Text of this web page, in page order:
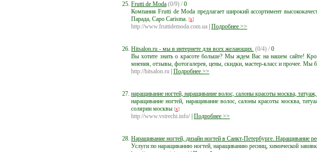
Frutti de Moda (0/9) / 0
Компания Frutti de Moda предлагает широкий ассортимент
Парада, Capo Carisma. [x]
http://www.fruttidemoda.com.ua Подробнее >>
Hitsalon.ru - мы в интернете для всех желающих. (0/4) / 0
Вы хотите знать о красоте больше? Мы ждем Вас на нашем сайте!
мнения, отзывы, фотогалерея, цены, скидки, мастер-класс и прочее. Мы
http://hitsalon.ru Подробнее >>
наращивание ногтей, наращивание волос, салоны красоты москва,
наращивание ногтей, наращивание волос, салоны красоты москва,
солярии москвы [x]
http://www.vstrechi.info/ Подробнее >>
Наращивание ногтей, дизайн ногтей в Санкт-Петербурге. Наращивание
Услуги по наращиванию ногтей, наращиванию ресниц, химической